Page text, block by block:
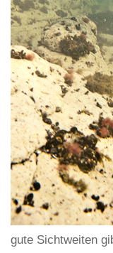
gute Sichtweiten